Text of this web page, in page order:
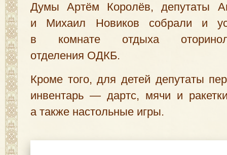
Думы Артём Королёв, депутаты
и Михаил Новиков собрали и
в комнате отдыха
отделения ОДКБ.
Кроме того, для детей депутаты
инвентарь — дартс, мячи и
а также настольные игры.